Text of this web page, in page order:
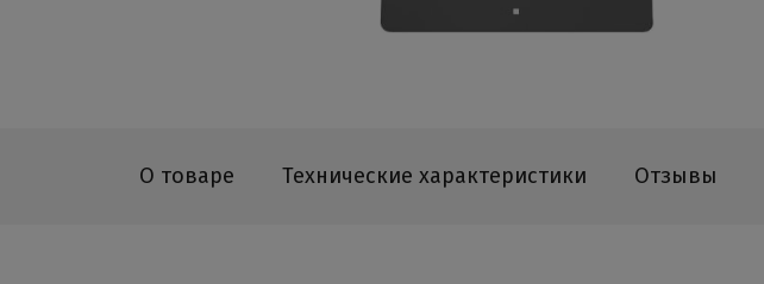
О товаре Технические характеристики Отзывы